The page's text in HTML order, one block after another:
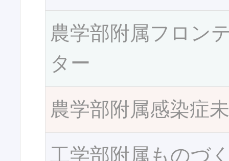
農学部附属フロン
ター
農学部附属感染症
工学部附属ものづ